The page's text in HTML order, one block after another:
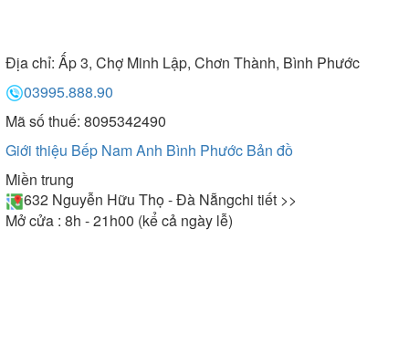
Địa chỉ: Ấp 3, Chợ Minh Lập, Chơn Thành, Bình Phước
03995.888.90
Mã số thuế: 8095342490
Giới thiệu Bếp Nam Anh Bình Phước Bản đồ
Miền trung
632 Nguyễn Hữu Thọ - Đà Nẵngchi tiết >>
Mở cửa : 8h - 21h00 (kể cả ngày lễ)